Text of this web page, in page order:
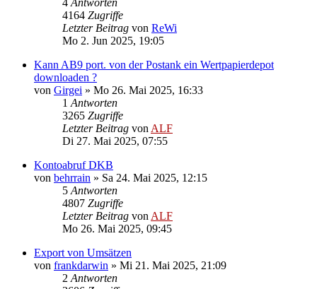
4164 Zugriffe
Letzter Beitrag von ReWi
Mo 2. Jun 2025, 19:05
Kann AB9 port. von der Postank ein Wertpapierdepot
downloaden ?
von Girgei » Mo 26. Mai 2025, 16:33
1 Antworten
3265 Zugriffe
Letzter Beitrag von ALF
Di 27. Mai 2025, 07:55
Kontoabruf DKB
von behrrain » Sa 24. Mai 2025, 12:15
5 Antworten
4807 Zugriffe
Letzter Beitrag von ALF
Mo 26. Mai 2025, 09:45
Export von Umsätzen
von frankdarwin » Mi 21. Mai 2025, 21:09
2 Antworten